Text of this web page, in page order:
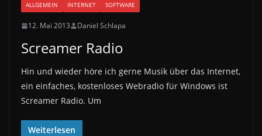
ALLGEMEIN INTERNET SOFTWARE
12. Mai 2013 Daniel Schlapa
Screamer Radio
Hin und wieder höre ich gerne Musik über das Internet,
ein einfaches, kostenloses Webradio für Windows ist
Screamer Radio. Um
Weiterlesen